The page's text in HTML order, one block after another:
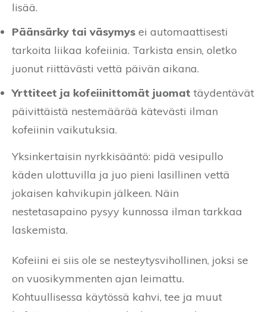
lisää.
Päänsärky tai väsymys ei automaattisesti
tarkoita liikaa kofeiinia. Tarkista ensin, oletko
juonut riittävästi vettä päivän aikana.
Yrttiteet ja kofeiinittomät juomat täydentävät
päivittäistä nestemäärää kätevästi ilman
kofeiinin vaikutuksia.
Yksinkertaisin nyrkkisääntö: pidä vesipullo
käden ulottuvilla ja juo pieni lasillinen vettä
jokaisen kahvikupin jälkeen. Näin
nestetasapaino pysyy kunnossa ilman tarkkaa
laskemista.
Kofeiini ei siis ole se nesteytysvihollinen, joksi se
on vuosikymmenten ajan leimattu.
Kohtuullisessa käytössä kahvi, tee ja muut